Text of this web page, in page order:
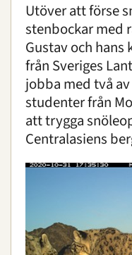
Utöver att förse
stenbockar med
Gustav och hans
från Sveriges
jobba med två
studenter från
att trygga
Centralasiens